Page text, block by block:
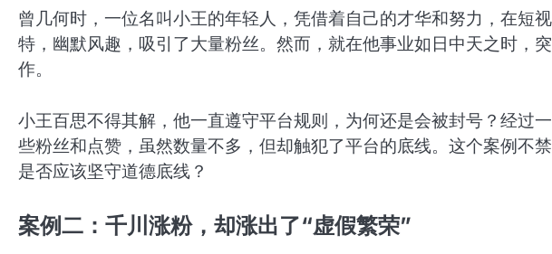
曾几何时，一位名叫小王的年轻人，凭借着自己的才华和努力，在短
特，幽默风趣，吸引了大量粉丝。然而，就在他事业如日中天之时，
作。
小王百思不得其解，他一直遵守平台规则，为何还是会被封号？经过
些粉丝和点赞，虽然数量不多，但却触犯了平台的底线。这个案例不
是否应该坚守道德底线？
案例二：千川涨粉，却涨出了“虚假繁荣”